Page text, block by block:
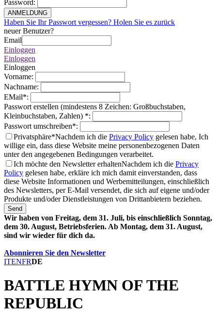
Password:
ANMELDUNG
Haben Sie Ihr Passwort vergessen? Holen Sie es zurück
neuer Benutzer?
Email
Einloggen
Einloggen
Einloggen
Vorname:
Nachname:
EMail*:
Passwort erstellen (mindestens 8 Zeichen: Großbuchstaben,
Kleinbuchstaben, Zahlen) *:
Passwort umschreiben*:
Privatsphäre*Nachdem ich die Privacy Policy gelesen habe, Ich
willige ein, dass diese Website meine personenbezogenen Daten
unter den angegebenen Bedingungen verarbeitet.
Ich möchte den Newsletter erhaltenNachdem ich die Privacy
Policy gelesen habe, erkläre ich mich damit einverstanden, dass
diese Website Informationen und Werbemitteilungen, einschließlich
des Newsletters, per E-Mail versendet, die sich auf eigene und/oder
Produkte und/oder Dienstleistungen von Drittanbietern beziehen.
Send
Wir haben von Freitag, dem 31. Juli, bis einschließlich Sonntag,
dem 30. August, Betriebsferien. Ab Montag, dem 31. August,
sind wir wieder für dich da.
Abonnieren Sie den Newsletter
ITENFRDE
BATTLE HYMN OF THE
REPUBLIC